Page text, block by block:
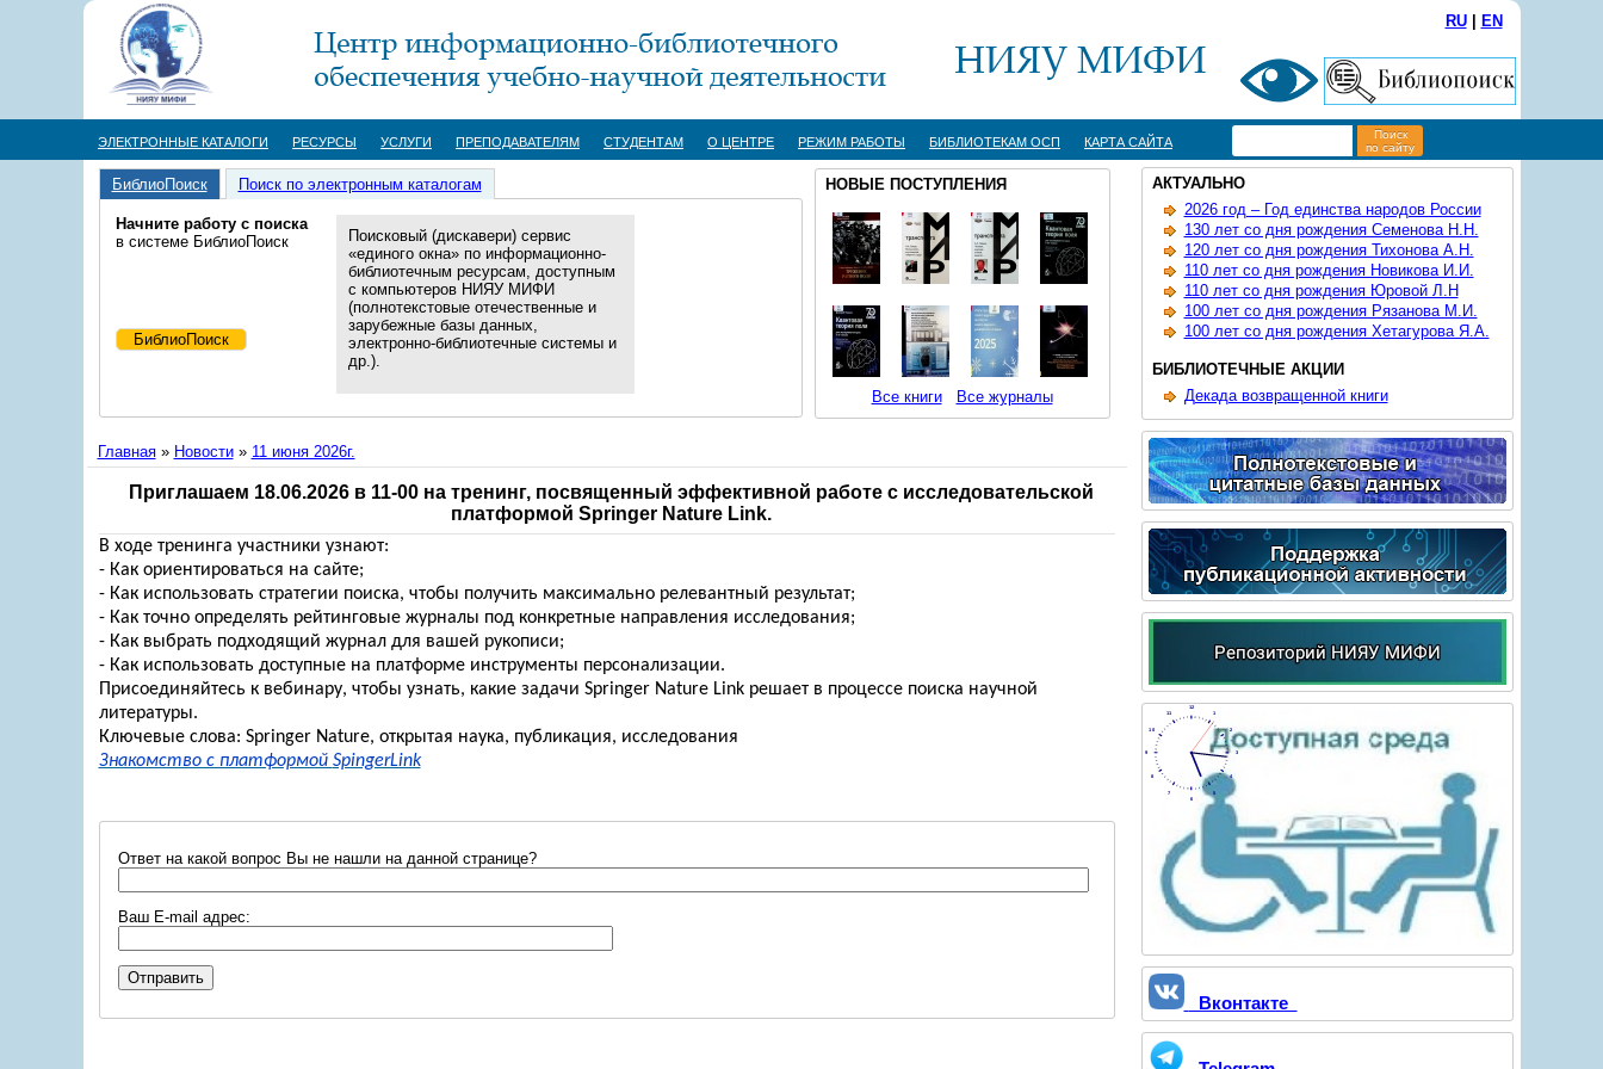
RU| EN
ЭЛЕКТРОННЫЕ КАТАЛОГИ РЕСУРСЫ УСЛУГИ ПРЕПОДАВАТЕЛЯМ СТУДЕНТАМ О ЦЕНТРЕ РЕЖИМ РАБОТЫ БИБЛИОТЕКАМ ОСП КАРТА САЙТА
Поиск
по сайту
БиблиоПоиск Поиск по электронным каталогам
Начните работу с поиска
в системе БиблиоПоиск
Поисковый (дискавери) сервис
«единого окна» по информационно-
библиотечным ресурсам, доступным
с компьютеров НИЯУ МИФИ
(полнотекстовые отечественные и
зарубежные базы данных,
электронно-библиотечные системы и
др.).
НОВЫЕ ПОСТУПЛЕНИЯ
Все книги Все журналы
Главная» Новости» 11 июня 2026г.
Приглашаем 18.06.2026 в 11-00 на тренинг, посвященный эффективной работе с исследовательской
платформой Springer Nature Link.
В ходе тренинга участники узнают:
- Как ориентироваться на сайте;
- Как использовать стратегии поиска, чтобы получить максимально релевантный результат;
- Как точно определять рейтинговые журналы под конкретные направления исследования;
- Как выбрать подходящий журнал для вашей рукописи;
- Как использовать доступные на платформе инструменты персонализации.
Присоединяйтесь к вебинару, чтобы узнать, какие задачи Springer Nature Linkрешает в процессе поиска научной
литературы.
Ключевые слова: Springer Nature, открытая наука, публикация, исследования
Знакомство с платформой SpingerLink
Ответ на какой вопрос Вы не нашли на данной странице?
Ваш E-mail адрес:
АКТУАЛЬНО
2026 год – Год единства народов России
130 лет со дня рождения Семенова Н.Н.
120 лет со дня рождения Тихонова А.Н.
110 лет со дня рождения Новикова И.И.
110 лет со дня рождения Юровой Л.Н
100 лет со дня рождения Рязанова М.И.
100 лет со дня рождения Хетагурова Я.А.
БИБЛИОТЕЧНЫЕ АКЦИИ
Декада возвращенной книги
1
2
3
4
5
6
7
8
9
10
11
12
Вконтакте